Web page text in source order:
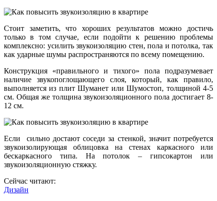
Стоит заметить, что хороших результатов можно достичь
только в том случае, если подойти к решению проблемы
комплексно: усилить звукоизоляцию стен, пола и потолка, так
как ударные шумы распространяются по всему помещению.
Конструкция «правильного и тихого» пола подразумевает
наличие звукопоглощающего слоя, который, как правило,
выполняется из плит Шуманет или Шумостоп, толщиной 4-5
см. Общая же толщина звукоизоляционного пола достигает 8-
12 см.
Если сильно достают соседи за стенкой, значит потребуется
звукоизолирующая облицовка на стенах каркасного или
бескаркасного типа. На потолок – гипсокартон или
звукоизоляционную стяжку.
Сейчас читают:
Дизайн